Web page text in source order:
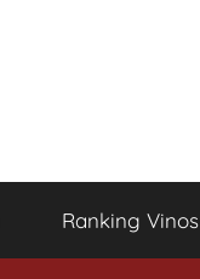
Ranking Vinos